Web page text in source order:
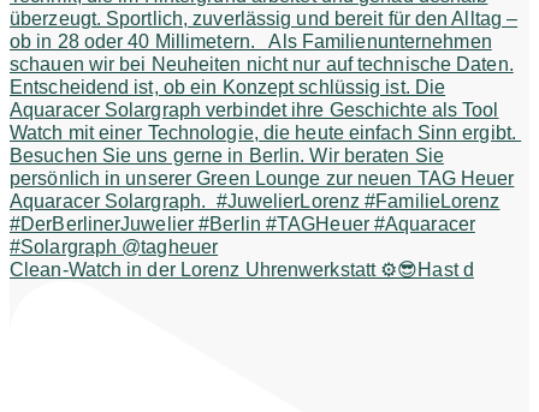
Clean-Watch in der Lorenz Uhrenwerkstatt ⚙️😎Hast d